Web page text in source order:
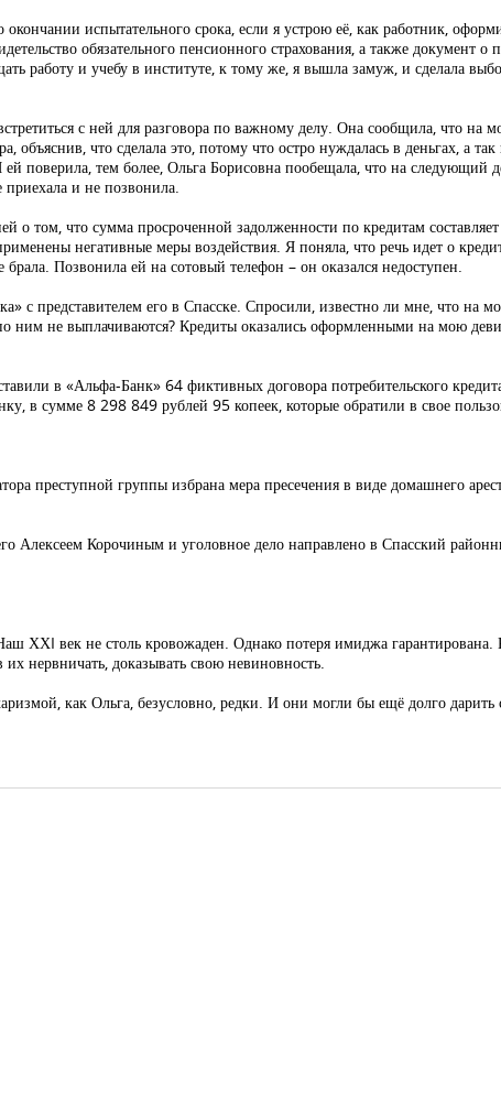
испытательного срока, если я устрою её, как работник,
обязательного пенсионного страхования, а также документ о
работу и учебу в институте, к тому же, я вышла замуж, и сделала
с ней для разговора по важному делу. Она сообщила, что на
что сделала это, потому что остро нуждалась в деньгах, а так
поверила, тем более, Ольга Борисовна пообещала, что на следующий
и не позвонила.
том, что сумма просроченной задолженности по кредитам
негативные меры воздействия. Я поняла, что речь идет о
Позвонила ей на сотовый телефон – он оказался недоступен.
с представителем его в Спасске. Спросили, известно ли мне, что на
ним не выплачиваются? Кредиты оказались оформленными на мою
в «Альфа-Банк» 64 фиктивных договора потребительского
в сумме 8 298 849 рублей 95 копеек, которые обратили в свое
преступной группы избрана мера пресечения в виде домашнего
Алексеем Корочиным и уголовное дело направлено в Спасский
ХХI век не столь кровожаден. Однако потеря имиджа гарантирована.
нервничать, доказывать свою невиновность.
как Ольга, безусловно, редки. И они могли бы ещё долго дарить